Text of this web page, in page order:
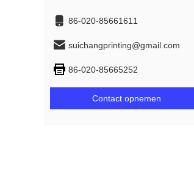
86-020-85661611
suichangprinting@gmail.com
86-020-85665252
Contact opnemen